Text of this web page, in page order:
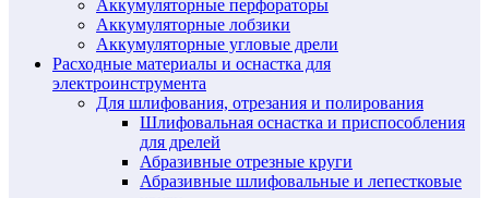
Аккумуляторные перфораторы
Аккумуляторные лобзики
Аккумуляторные угловые дрели
Расходные материалы и оснастка для
электроинструмента
Для шлифования, отрезания и полирования
Шлифовальная оснастка и приспособления
для дрелей
Абразивные отрезные круги
Абразивные шлифовальные и лепестковые